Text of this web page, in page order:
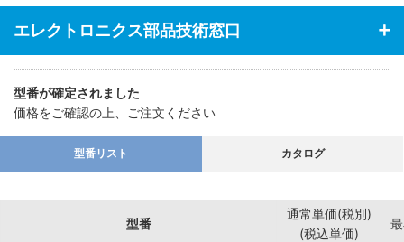
エレクトロニクス部品技術窓口
型番が確定されました
価格をご確認の上、ご注文ください
型番リスト カタログ
型番
通常単価(税別)
(税込単価)